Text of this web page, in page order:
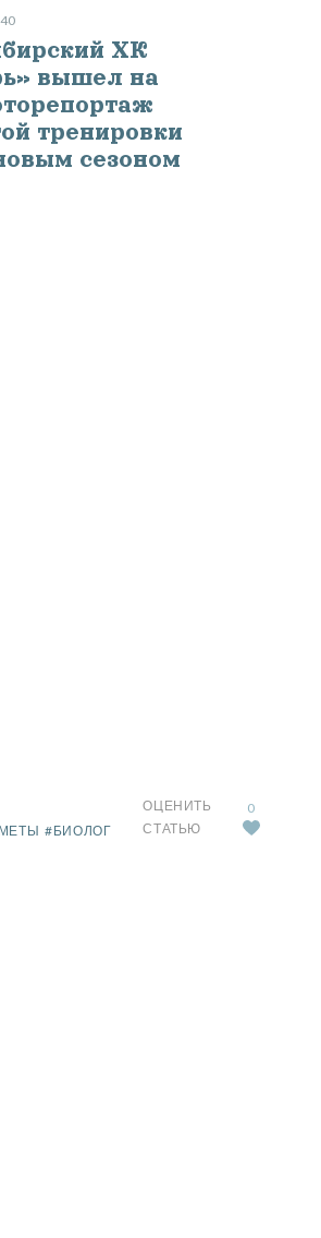
#БИОЛОГ
ОЦЕНИТЬ
СТАТЬЮ
0
ХК
вышел на
тренировки
сезоном